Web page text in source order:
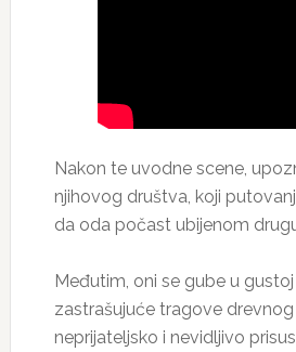
Nakon te uvodne scene,
njihovog društva, koji
da oda počast ubijenom
Međutim, oni se gube u
zastrašujuće tragove drevnog
neprijateljsko i nevidljivo